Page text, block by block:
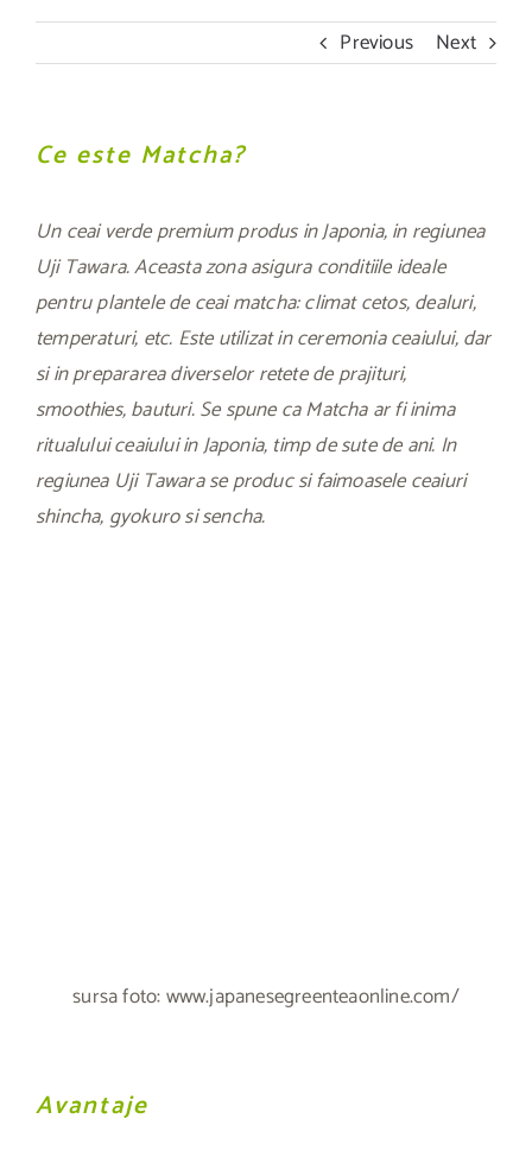
Previous Next
Ce este Matcha?
Un ceai verde premium produs in Japonia, in regiunea
Uji Tawara. Aceasta zona asigura conditiile ideale
pentru plantele de ceai matcha: climat cetos, dealuri,
temperaturi, etc. Este utilizat in ceremonia ceaiului, dar
si in prepararea diverselor retete de prajituri,
smoothies, bauturi. Se spune ca Matcha ar fi inima
ritualului ceaiului in Japonia, timp de sute de ani. In
regiunea Uji Tawara se produc si faimoasele ceaiuri
shincha, gyokuro si sencha.
sursa foto: www.japanesegreenteaonline.com/
Avantaje